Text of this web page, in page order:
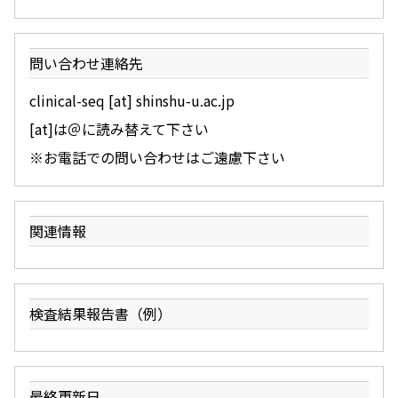
問い合わせ連絡先
clinical-seq [at] shinshu-u.ac.jp
[at]は＠に読み替えて下さい
※お電話での問い合わせはご遠慮下さい
関連情報
検査結果報告書（例）